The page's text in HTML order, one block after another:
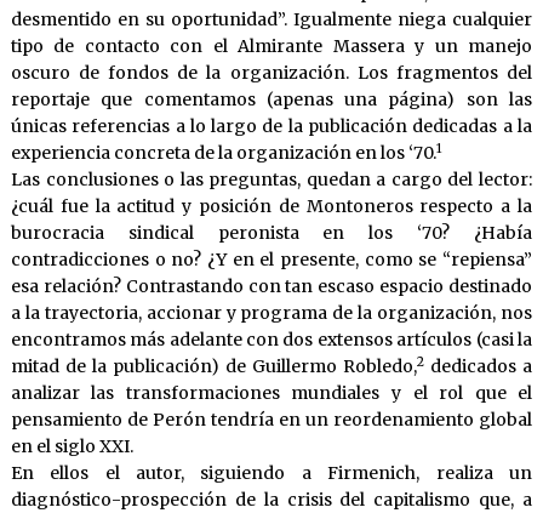
desmentido en su oportunidad”. Igualmente niega cualquier
tipo de contacto con el Almirante Massera y un manejo
oscuro de fondos de la organización. Los fragmentos del
reportaje que comentamos (apenas una página) son las
únicas referencias a lo largo de la publicación dedicadas a la
experiencia concreta de la organización en los ‘70.1
Las conclusiones o las preguntas, quedan a cargo del lector:
¿cuál fue la actitud y posición de Montoneros respecto a la
burocracia sindical peronista en los ‘70? ¿Había
contradicciones o no? ¿Y en el presente, como se “repiensa”
esa relación? Contrastando con tan escaso espacio destinado
a la trayectoria, accionar y programa de la organización, nos
encontramos más adelante con dos extensos artículos (casi la
mitad de la publicación) de Guillermo Robledo,2 dedicados a
analizar las transformaciones mundiales y el rol que el
pensamiento de Perón tendría en un reordenamiento global
en el siglo XXI.
En ellos el autor, siguiendo a Firmenich, realiza un
diagnóstico-prospección de la crisis del capitalismo que, a